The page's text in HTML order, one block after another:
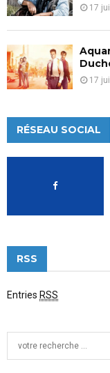
17
17
RÉSEAU SOCIAL
RSS
Entries RSS